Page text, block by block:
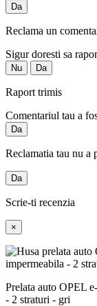
Da
Reclama un
Sigur doresti sa
Nu Da
Raport trimis
Comentariul tau a
Da
Reclamatia tau nu a
Da
Scrie-ti recenzia
×
Prelata auto OPEL
- 2 straturi - gri